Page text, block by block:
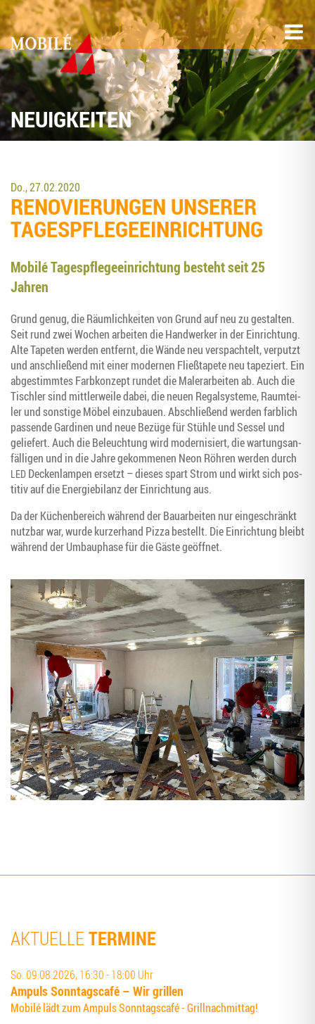
NEUIGKEITEN
Do., 27.02.2020
RENO­VIE­RUN­GEN UNSE­RER
TAGESPFLEGEEINRICHTUNG
Mobilé Tages­pfle­ge­ein­rich­tung besteht seit 25
Jahren
Grund genug, die Räum­lich­kei­ten von Grund auf neu zu gestal­ten.
Seit rund zwei Wochen arbei­ten die Hand­wer­ker in der Ein­rich­tung.
Alte Tape­ten wer­den ent­fernt, die Wän­de neu ver­spach­telt, ver­putzt
und anschlie­ßend mit einer moder­nen Fließ­ta­pe­te neu tape­ziert. Ein
abge­stimm­tes Farb­kon­zept run­det die Maler­ar­bei­ten ab. Auch die
Tisch­ler sind mitt­ler­wei­le dabei, die neu­en Regal­sys­te­me, Raum­tei­
ler und sons­ti­ge Möbel ein­zu­bau­en. Abschlie­ßend wer­den farb­lich
pas­sen­de Gar­di­nen und neue Bezü­ge für Stüh­le und Ses­sel und
gelie­fert. Auch die Beleuch­tung wird moder­ni­siert, die war­tungs­an­
fäl­li­gen und in die Jah­re gekom­me­nen Neon Röh­ren wer­den durch
LED Decken­lam­pen ersetzt – die­ses spart Strom und wirkt sich pos­
ti­tiv auf die Ener­gie­bi­lanz der Ein­rich­tung aus.
Da der Küchen­be­reich wäh­rend der Bau­ar­bei­ten nur ein­ge­schränkt
nutz­bar war, wur­de kur­zer­hand Piz­za bestellt. Die Ein­rich­tung bleibt
wäh­rend der Umbau­pha­se für die Gäs­te geöffnet.
AKTUELLE TERMINE
So. 09.08.2026, 16:30 - 18:00 Uhr
Ampuls Sonn­tags­ca­fé – Wir grillen
Mobilé lädt zum Ampuls Sonntagscafé - Grillnachmittag!